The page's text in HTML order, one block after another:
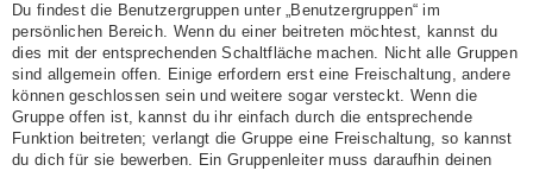
Du findest die Benutzergruppen unter „Benutzergruppen“ im
persönlichen Bereich. Wenn du einer beitreten möchtest, kannst du
dies mit der entsprechenden Schaltfläche machen. Nicht alle Gruppen
sind allgemein offen. Einige erfordern erst eine Freischaltung, andere
können geschlossen sein und weitere sogar versteckt. Wenn die
Gruppe offen ist, kannst du ihr einfach durch die entsprechende
Funktion beitreten; verlangt die Gruppe eine Freischaltung, so kannst
du dich für sie bewerben. Ein Gruppenleiter muss daraufhin deinen